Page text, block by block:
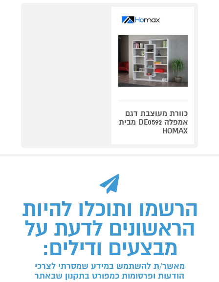
כוורת מעוצבת דגם
אמפלה DE0592 מבית
HOMAX
הרשמו ותוכלו להיות
הראשונים לדעת על
מבצעים ודילים:
מאשר/ת להשתמש במידע שמסרתי לצרכי
הודעות ופרסומות כמפורט בתקנון שבאתר